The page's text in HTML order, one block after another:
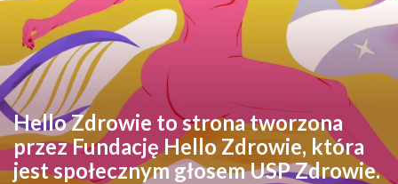
Hello Zdrowie to strona tworzona
przez Fundację Hello Zdrowie, która
jest społecznym głosem USP Zdrowie.